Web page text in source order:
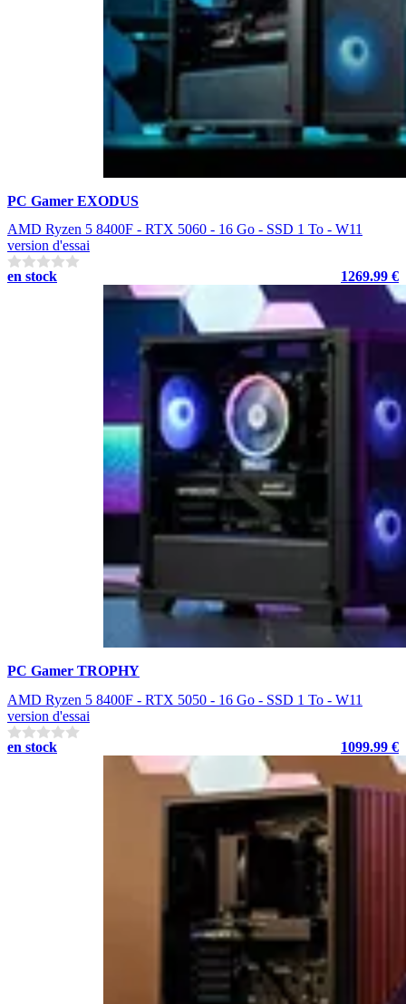
PC Gamer EXODUS
AMD Ryzen 5 8400F - RTX 5060 - 16 Go - SSD 1 To - W11
version d'essai
en stock
1269.99 €
PC Gamer TROPHY
AMD Ryzen 5 8400F - RTX 5050 - 16 Go - SSD 1 To - W11
version d'essai
en stock
1099.99 €